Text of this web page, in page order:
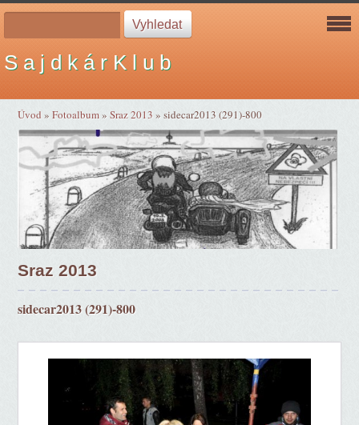
S a j d k á r K l u b
Úvod »Fotoalbum»Sraz 2013 »sidecar2013 (291)-800
Sraz 2013
sidecar2013 (291)-800